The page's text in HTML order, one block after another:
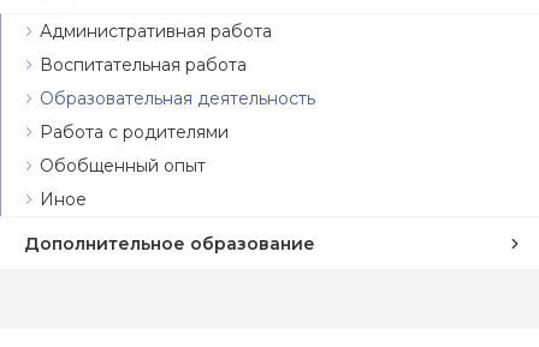
Административная работа
Воспитательная работа
Образовательная деятельность
Работа с родителями
Обобщенный опыт
Иное
Дополнительное образование